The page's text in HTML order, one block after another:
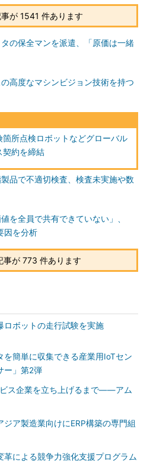
が 1541 件あります
の保全マンを派遣、「原価は一緒
高度なマシンビジョン技術を持つ
箇所点検ロボットなどグローバル
契約を締結
品で不適切検査、検査未実施や数
値を全員で共有できていない」、
因を分析
事が 773 件あります
ロボットの走行試験を実施
を簡単に収集できる産業用IoTセン
ー」第2弾
ス企業を立ち上げるまで――アム
ジア製造業向けにERP構築の専門組
革による競争力強化支援プログラム